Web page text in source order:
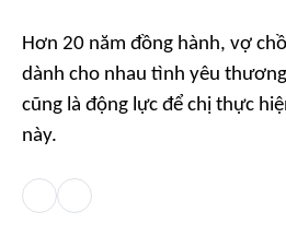
Hơn 20 năm đồng hành, vợ
dành cho nhau tình yêu
cũng là động lực để chị thực
này.